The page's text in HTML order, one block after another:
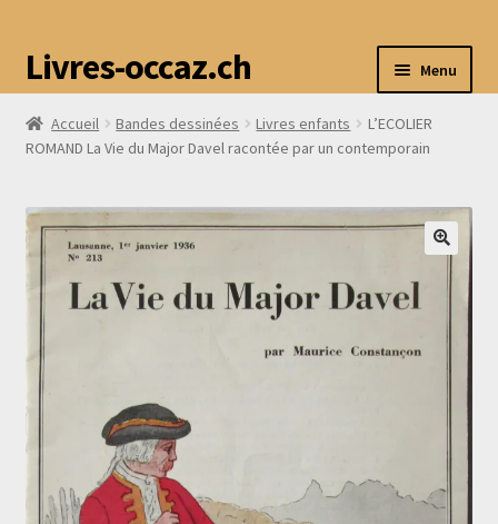
Livres-occaz.ch Menu
Accueil
Boutique
Mon compte
Avis
Contact
Accueil Bandes dessinées Livres enfants
L’ECOLIER
ROMAND La Vie du Major Davel racontée par un contemporain